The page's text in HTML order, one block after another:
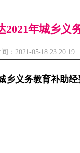
年城乡义
2021-05-18 23:20:19
乡义务教育补助